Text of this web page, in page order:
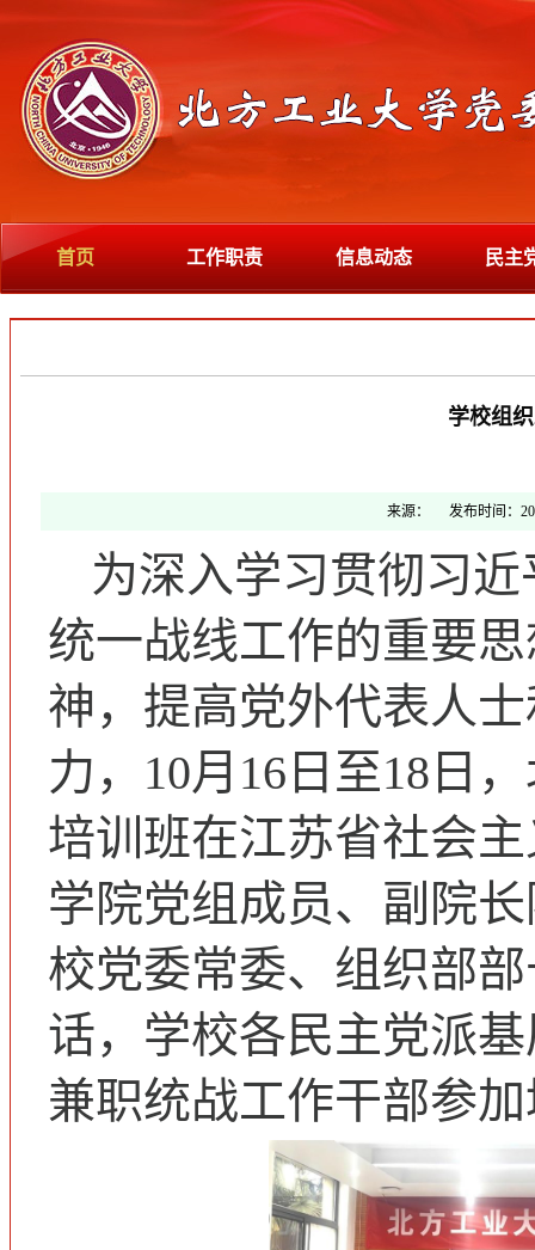
首页 工作职责 信息动态 民主
学校组
来源： 发布时间：
为深入学习贯彻习
统一战线工作的重要
神，提高党外代表人
力，10月16日至18日
培训班在江苏省社会
学院党组成员、副院
校党委常委、组织部
话，学校各民主党派
兼职统战工作干部参